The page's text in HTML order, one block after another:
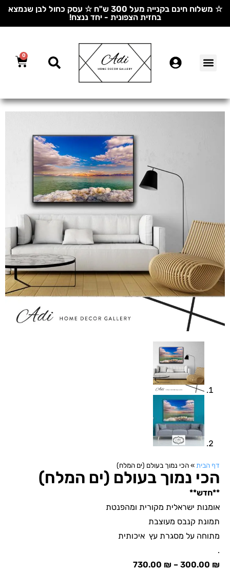
☆ משלוח חינם בקנייה מעל 300 ש"ח ☆ עסק כחול לבן שנמצא
בחזית הצפונית - יחד ננצח!
0
דף הבית »הכי נמוך בעולם (ים המלח)
הכי נמוך בעולם (ים המלח)
**חדש**
אומנות ישראלית מקורית ומהפנטת
תמונת קנבס מעוצבת
מתוחה על מסגרת עץ איכותית
.
300.00 ₪
–
730.00 ₪